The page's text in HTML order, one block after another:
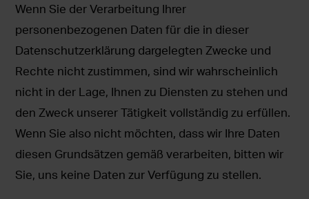
Wenn Sie der Verarbeitung Ihrer
personenbezogenen Daten für die in dieser
Datenschutzerklärung dargelegten Zwecke und
Rechte nicht zustimmen, sind wir wahrscheinlich
nicht in der Lage, Ihnen zu Diensten zu stehen und
den Zweck unserer Tätigkeit vollständig zu erfüllen.
Wenn Sie also nicht möchten, dass wir Ihre Daten
diesen Grundsätzen gemäß verarbeiten, bitten wir
Sie, uns keine Daten zur Verfügung zu stellen.